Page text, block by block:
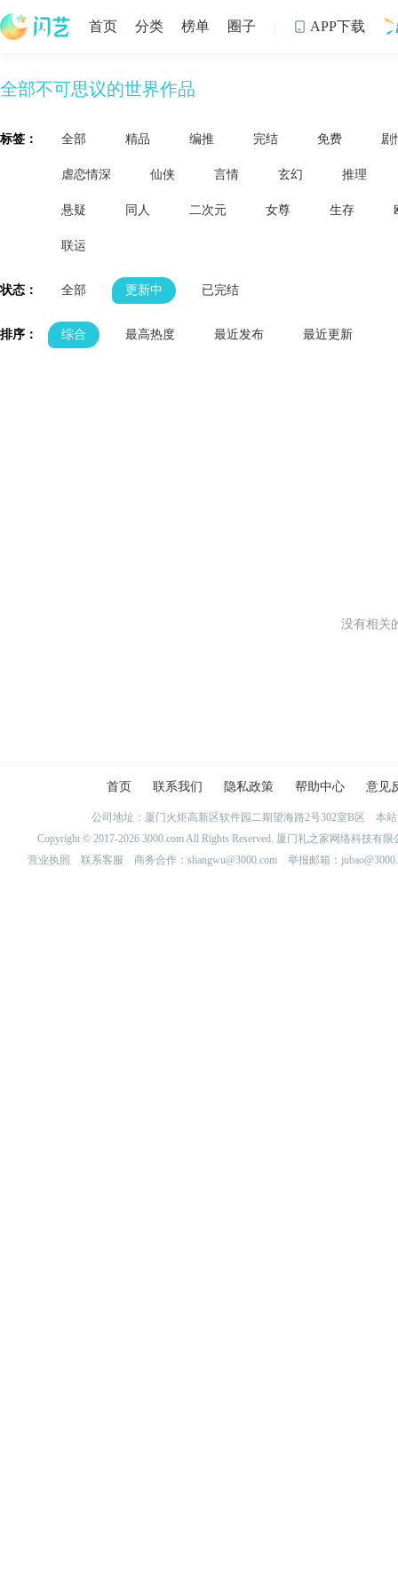
首页 分类 榜单 圈子  APP下载
全部不可思议的世界作品
标签： 全部 精品 编推 完结 免费 剧
虐恋情深 仙侠 言情 玄幻 推理
悬疑 同人 二次元 女尊 生存
联运
状态： 全部 更新中 已完结
排序： 综合 最高热度 最近发布 最近更新
没有相关
首页 联系我们 隐私政策 帮助中心 意见
公司地址：厦门火炬高新区软件园二期望海路2号302室B区 本
Copyright © 2017-2026 3000.com All Rights Reserved. 厦门礼之家网络科技
营业执照
联系客服 商务合作：shangwu@3000.com 举报邮箱：